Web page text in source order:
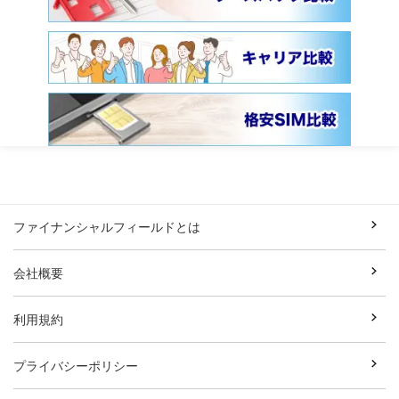
ファイナンシャルフィールドとは
会社概要
利用規約
プライバシーポリシー